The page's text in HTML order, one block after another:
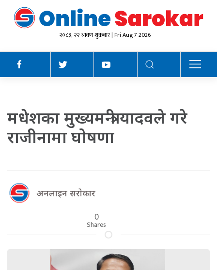
२०८३, २२ श्रावण शुक्रबार | Fri Aug 7 2026
मधेशका मुख्यमन्त्री यादवले गरे
राजीनामा घोषणा
अनलाइन सराेकार
0
Shares